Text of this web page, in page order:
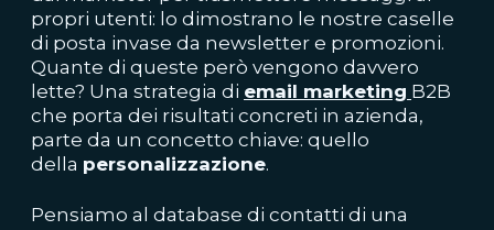
propri utenti: lo dimostrano le nostre caselle
di posta invase da newsletter e promozioni.
Quante di queste però vengono davvero
lette? Una strategia di email marketing B2B
che porta dei risultati concreti in azienda,
parte da un concetto chiave: quello
della personalizzazione.
Pensiamo al database di contatti di una